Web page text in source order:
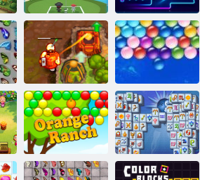
Golfová mánia
Neónový
minigolf
Prekliaty poklad
2
Nekonečné
bubliny